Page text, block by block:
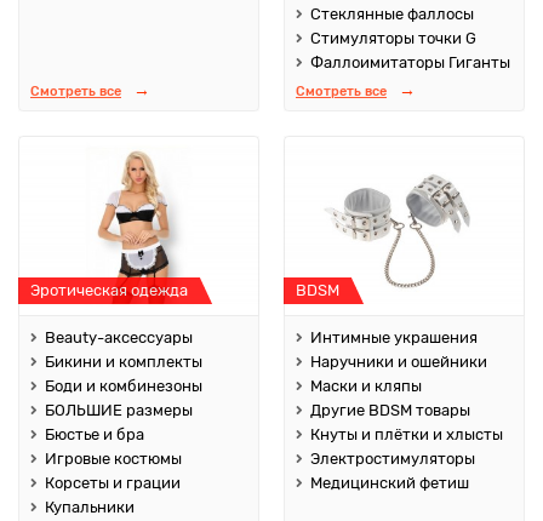
Смотреть все
Стеклянные фаллосы
Стимуляторы точки G
Фаллоимитаторы Гиганты
Смотреть все
Эротическая одежда
Beauty-аксессуары
Бикини и комплекты
Боди и комбинезоны
БОЛЬШИЕ размеры
Бюстье и бра
Игровые костюмы
Корсеты и грации
Купальники
BDSM
Интимные украшения
Наручники и ошейники
Маски и кляпы
Другие BDSM товары
Кнуты и плётки и хлысты
Электростимуляторы
Медицинский фетиш